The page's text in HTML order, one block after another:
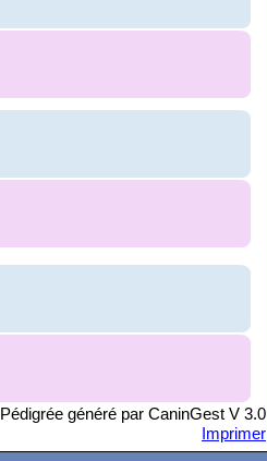
Pédigrée généré par CaninGest V 3.0
Imprimer